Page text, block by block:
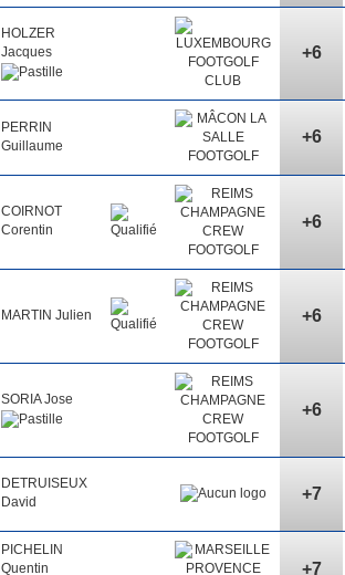
HOLZER
Jacques
+6
PERRIN
Guillaume
+6
COIRNOT
Corentin
+6
MARTIN Julien +6
SORIA Jose
+6
DETRUISEUX
David
+7
PICHELIN
Quentin
+7